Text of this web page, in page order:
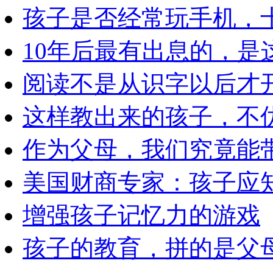
孩子是否经常玩手机，
10年后最有出息的，是
阅读不是从识字以后才
这样教出来的孩子，不
作为父母，我们究竟能
美国财商专家：孩子应
增强孩子记忆力的游戏
孩子的教育，拼的是父